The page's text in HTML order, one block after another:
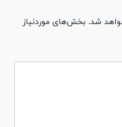
شد. بخش‌های موردنیاز